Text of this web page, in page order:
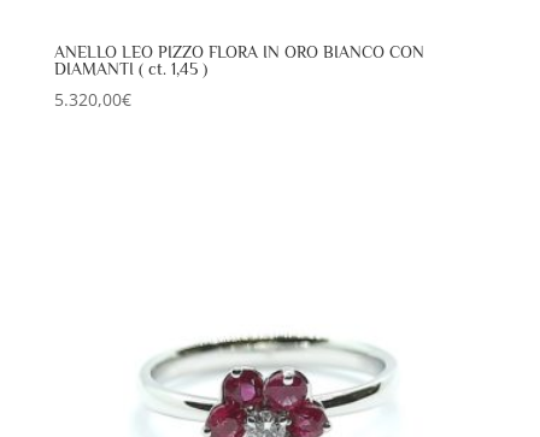
ANELLO LEO PIZZO FLORA IN ORO BIANCO CON
DIAMANTI ( ct. 1,45 )
5.320,00€